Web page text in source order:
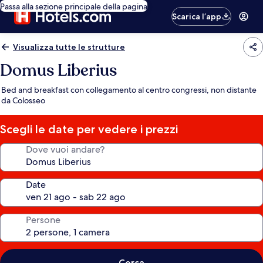
Passa alla sezione principale della pagina
Scarica l’app
Visualizza tutte le strutture
Domus Liberius
Bed and breakfast con collegamento al centro congressi, non distante
da Colosseo
Scegli le date per vedere i prezzi
Dove vuoi andare?
Date
Persone